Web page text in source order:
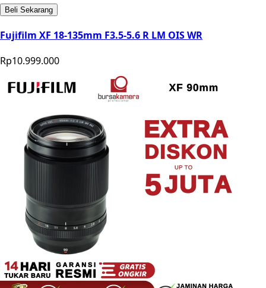
Beli Sekarang
Fujifilm XF 18-135mm F3.5-5.6 R LM OIS WR
Rp10.999.000